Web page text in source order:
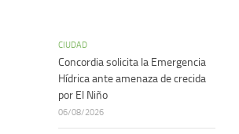
CIUDAD
Concordia solicita la Emergencia
Hídrica ante amenaza de crecida
por El Niño
06/08/2026